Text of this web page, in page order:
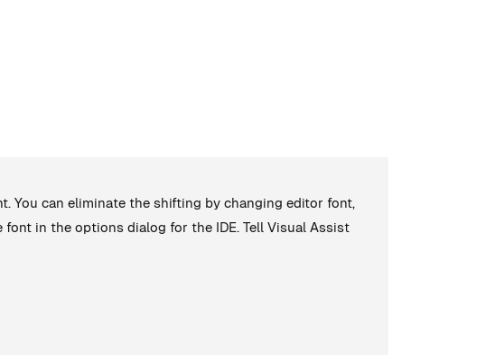
You can eliminate the shifting by changing editor font,
in the options dialog for the IDE. Tell Visual Assist